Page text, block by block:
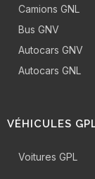
Camions GNL
Bus GNV
Autocars GNV
Autocars GNL
VÉHICULES
Voitures GPL